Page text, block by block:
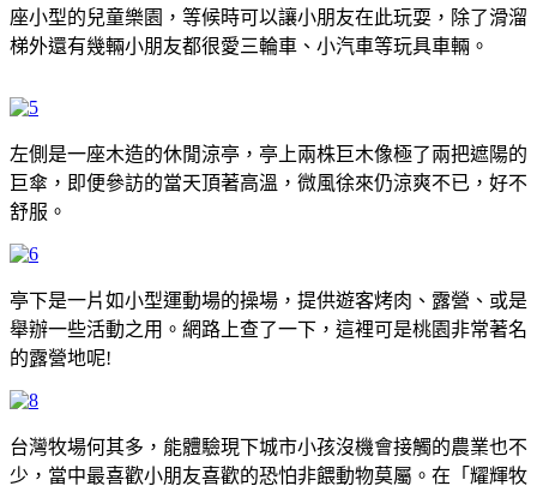
座小型的兒童樂園，等候時可以讓小朋友在此玩耍，除了滑溜
梯外還有幾輛小朋友都很愛三輪車、小汽車等玩具車輛。
左側是一座木造的休閒涼亭，亭上兩株巨木像極了兩把遮陽的
巨傘，即便參訪的當天頂著高溫，微風徐來仍涼爽不已，好不
舒服。
亭下是一片如小型運動場的操場，提供遊客烤肉、露營、或是
舉辦一些活動之用。網路上查了一下，這裡可是桃園非常著名
的露營地呢!
台灣牧場何其多，能體驗現下城市小孩沒機會接觸的農業也不
少，當中最喜歡小朋友喜歡的恐怕非餵動物莫屬。在「耀輝牧